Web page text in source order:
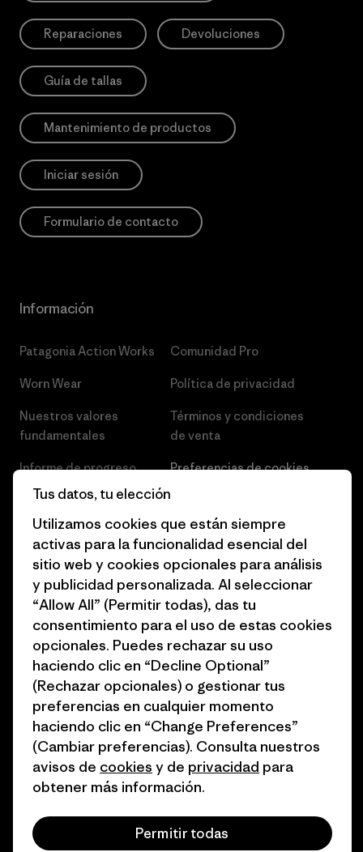
Reparaciones Devoluciones
Guía de tallas
Mantenimiento de productos
Iniciar sesión
Formulario de contacto
Información
Patagonia Action Works
Worn Wear
Nuestros valores
fundamentales
Informe de progreso
Business Unusual
Objetivos climáticos
1% for the Planet
Cómo financiamos
Tarjetas regalo
Encuentra una tienda
Comunidad Pro
Política de privacidad
Términos y condiciones
de venta
Preferencias de cookies
Empleo
Prensa
Programa para profesionales
del sector
Programa de afiliados
Mapa del sitio Patagonia
España
© 2026 Patagonia, Inc. Todos los derechos reservados.
español
Tus datos, tu elección
Utilizamos cookies que están siempre
activas para la funcionalidad esencial del
sitio web y cookies opcionales para análisis
y publicidad personalizada. Al seleccionar
“Allow All” (Permitir todas), das tu
consentimiento para el uso de estas cookies
opcionales. Puedes rechazar su uso
haciendo clic en “Decline Optional”
(Rechazar opcionales) o gestionar tus
preferencias en cualquier momento
haciendo clic en “Change Preferences”
(Cambiar preferencias). Consulta nuestros
avisos de cookies y de privacidad para
obtener más información.
Permitir todas